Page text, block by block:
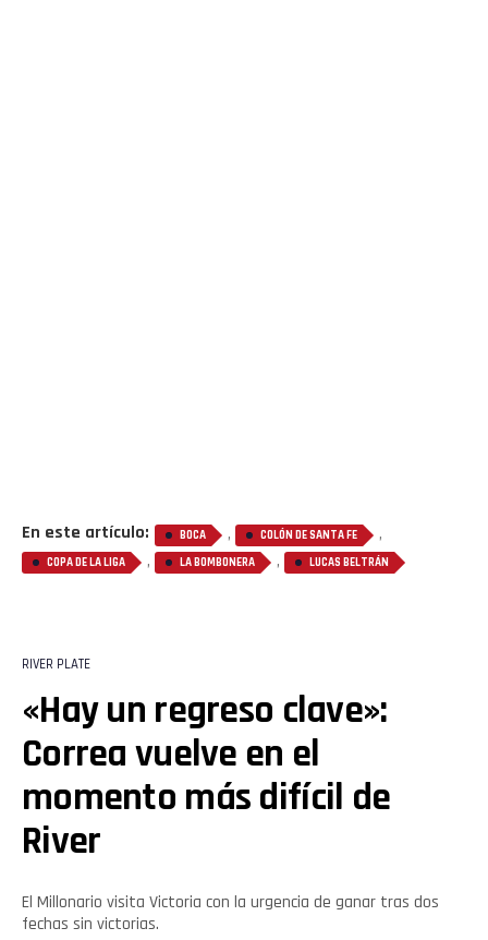
En este artículo: BOCA , COLÓN DE SANTA FE ,
COPA DE LA LIGA , LA BOMBONERA , LUCAS BELTRÁN
RIVER PLATE
«Hay un regreso clave»:
Correa vuelve en el
momento más difícil de
River
El Millonario visita Victoria con la urgencia de ganar tras dos
fechas sin victorias.
Flipboard
Whatsapp
Email